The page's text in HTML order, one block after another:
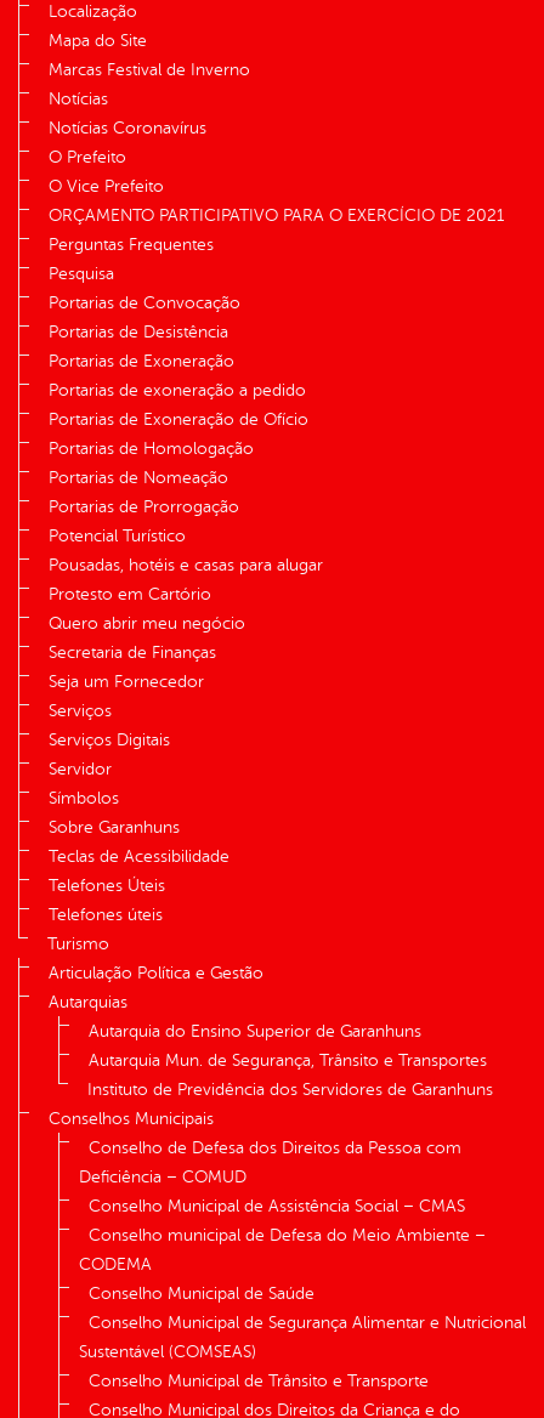
Localização
Mapa do Site
Marcas Festival de Inverno
Notícias
Notícias Coronavírus
O Prefeito
O Vice Prefeito
ORÇAMENTO PARTICIPATIVO PARA O EXERCÍCIO DE 2021
Perguntas Frequentes
Pesquisa
Portarias de Convocação
Portarias de Desistência
Portarias de Exoneração
Portarias de exoneração a pedido
Portarias de Exoneração de Ofício
Portarias de Homologação
Portarias de Nomeação
Portarias de Prorrogação
Potencial Turístico
Pousadas, hotéis e casas para alugar
Protesto em Cartório
Quero abrir meu negócio
Secretaria de Finanças
Seja um Fornecedor
Serviços
Serviços Digitais
Servidor
Símbolos
Sobre Garanhuns
Teclas de Acessibilidade
Telefones Úteis
Telefones úteis
Turismo
Articulação Política e Gestão
Autarquias
Autarquia do Ensino Superior de Garanhuns
Autarquia Mun. de Segurança, Trânsito e Transportes
Instituto de Previdência dos Servidores de Garanhuns
Conselhos Municipais
Conselho de Defesa dos Direitos da Pessoa com
Deficiência – COMUD
Conselho Municipal de Assistência Social – CMAS
Conselho municipal de Defesa do Meio Ambiente –
CODEMA
Conselho Municipal de Saúde
Conselho Municipal de Segurança Alimentar e Nutricional
Sustentável (COMSEAS)
Conselho Municipal de Trânsito e Transporte
Conselho Municipal dos Direitos da Criança e do